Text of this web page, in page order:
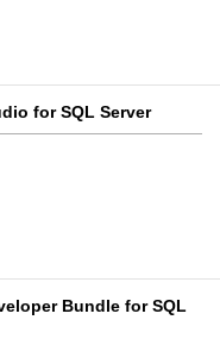
for SQL Server
Bundle for SQL